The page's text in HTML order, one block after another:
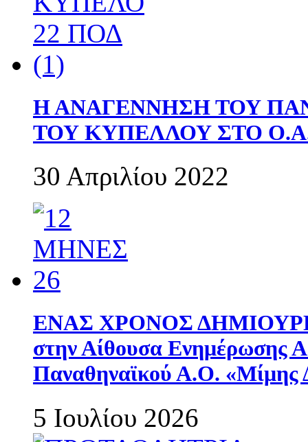
Η ΑΝΑΓΕΝΝΗΣΗ ΤΟΥ
ΤΟΥ ΚΥΠΕΛΛΟΥ ΣΤΟ
30 Απριλίου 2022
ΕΝΑΣ ΧΡΟΝΟΣ
στην Αίθουσα Ενημέρωσης
Παναθηναϊκού Α.Ο. «Μίμης
5 Ιουλίου 2026